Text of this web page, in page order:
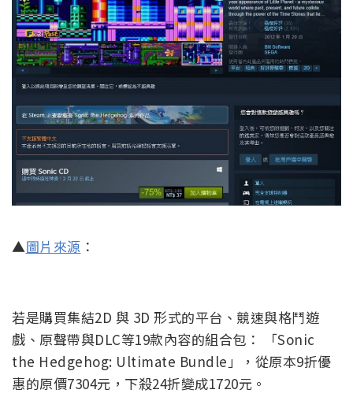
▲圖片來源 ：
若是購買集結2D 與 3D 形式的平台、競速與格鬥遊
戲、原聲帶與DLC等19款內容的組合包： 「Sonic
the Hedgehog: Ultimate Bundle」，從原本9折優
惠的原價7304元，下殺24折變成1720元。